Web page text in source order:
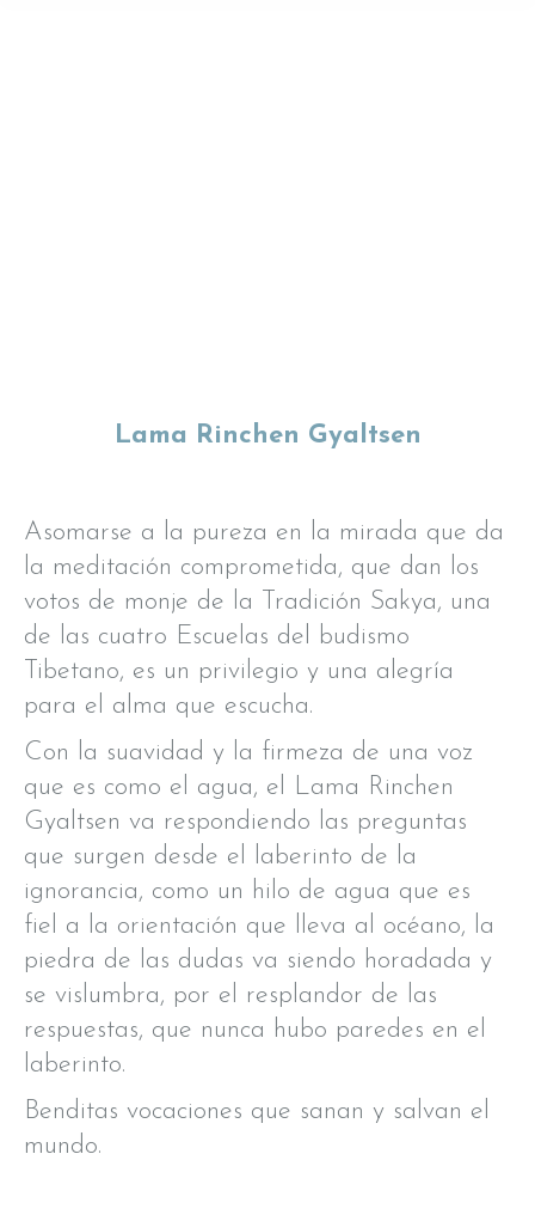
Lama Rinchen Gyaltsen
Asomarse a la pureza en la mirada que da
la meditación comprometida, que dan los
votos de monje de la Tradición Sakya, una
de las cuatro Escuelas del budismo
Tibetano, es un privilegio y una alegría
para el alma que escucha.
Con la suavidad y la firmeza de una voz
que es como el agua, el Lama Rinchen
Gyaltsen va respondiendo las preguntas
que surgen desde el laberinto de la
ignorancia, como un hilo de agua que es
fiel a la orientación que lleva al océano, la
piedra de las dudas va siendo horadada y
se vislumbra, por el resplandor de las
respuestas, que nunca hubo paredes en el
laberinto.
Benditas vocaciones que sanan y salvan el
mundo.